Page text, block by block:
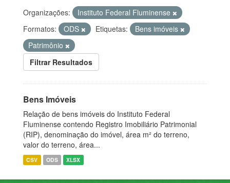
Organizações:
Instituto Federal Fluminense
Formatos:
ODS Etiquetas:
Bens imóveis
Patrimônio
Filtrar Resultados
Bens Imóveis
Relação de bens imóveis do Instituto Federal
Fluminense contendo Registro Imobiliário Patrimonial
(RIP), denominação do imóvel, área m² do terreno,
valor do terreno, área...
CSV ODS XLSX